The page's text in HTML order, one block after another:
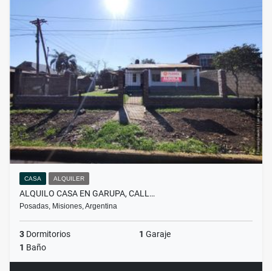
CASA ALQUILER
ALQUILO CASA EN GARUPA, CALL…
Posadas, Misiones, Argentina
3 Dormitorios 1 Garaje
1 Baño